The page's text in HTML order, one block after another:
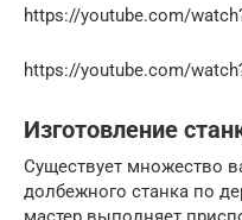
https://youtube.com/
https://youtube.com/
Изготовление
Существует множество
долбежного станка по